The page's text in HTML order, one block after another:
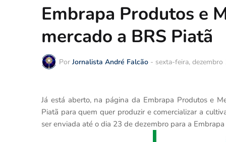
Embrapa Produtos e
mercado a BRS Piatã
Por Jornalista André Falcão - sexta-feira, dezembro
Já está aberto, na página da Embrapa Produtos e
Piatã para quem quer produzir e comercializar a
ser enviada até o dia 23 de dezembro para a